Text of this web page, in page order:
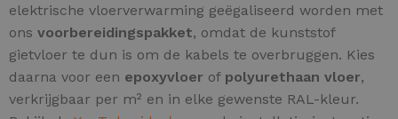
elektrische vloerverwarming geëgaliseerd worden met
ons voorbereidingspakket, omdat de kunststof
gietvloer te dun is om de kabels te overbruggen. Kies
daarna voor een epoxyvloer of polyurethaan vloer,
verkrijgbaar per m² en in elke gewenste RAL-kleur.